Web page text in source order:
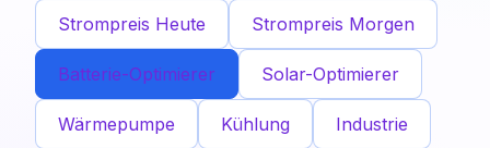
Strompreis Heute Strompreis Morgen
Batterie-Optimierer Solar-Optimierer
Wärmepumpe Kühlung Industrie